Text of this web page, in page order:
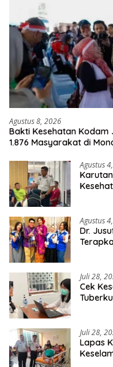
Agustus 8, 2026
Bakti Kesehatan
1.876 Masyarakat di
Agustus
Agustus
Dr.
Juli 28,
Cek
Juli 28,
Lapas